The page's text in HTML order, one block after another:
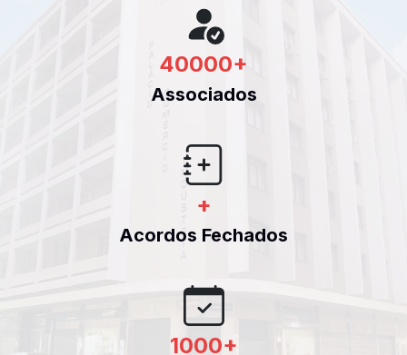
40000+
Associados
+
Acordos Fechados
1000+